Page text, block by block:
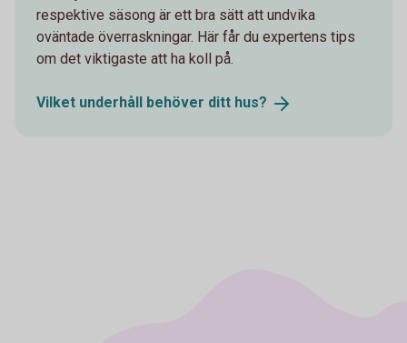
respektive säsong är ett bra sätt att undvika
oväntade överraskningar. Här får du expertens tips
om det viktigaste att ha koll på.
Vilket underhåll behöver ditt hus?